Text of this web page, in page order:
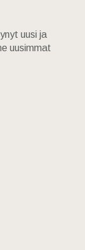
uusi ja
uusimmat